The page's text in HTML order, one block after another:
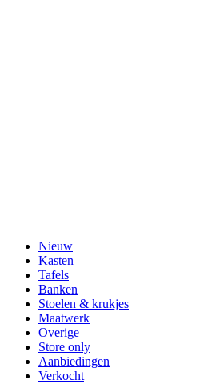
Nieuw
Kasten
Tafels
Banken
Stoelen & krukjes
Maatwerk
Overige
Store only
Aanbiedingen
Verkocht